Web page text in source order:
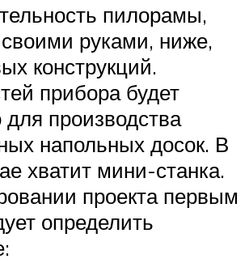
пилорамы,
руками, ниже,
конструкций.
прибора будет
для производства
напольных досок. В
хватит мини-станка.
проекта первым
определить